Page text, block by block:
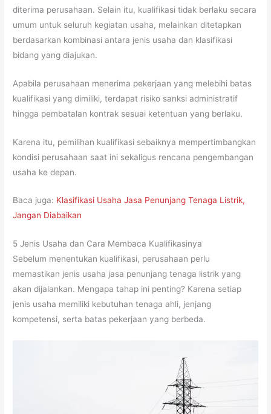
diterima perusahaan. Selain itu, kualifikasi tidak berlaku secara
umum untuk seluruh kegiatan usaha, melainkan ditetapkan
berdasarkan kombinasi antara jenis usaha dan klasifikasi
bidang yang diajukan.
Apabila perusahaan menerima pekerjaan yang melebihi batas
kualifikasi yang dimiliki, terdapat risiko sanksi administratif
hingga pembatalan kontrak sesuai ketentuan yang berlaku.
Karena itu, pemilihan kualifikasi sebaiknya mempertimbangkan
kondisi perusahaan saat ini sekaligus rencana pengembangan
usaha ke depan.
Baca juga: Klasifikasi Usaha Jasa Penunjang Tenaga Listrik,
Jangan Diabaikan
5 Jenis Usaha dan Cara Membaca Kualifikasinya
Sebelum menentukan kualifikasi, perusahaan perlu
memastikan jenis usaha jasa penunjang tenaga listrik yang
akan dijalankan. Mengapa tahap ini penting? Karena setiap
jenis usaha memiliki kebutuhan tenaga ahli, jenjang
kompetensi, serta batas pekerjaan yang berbeda.